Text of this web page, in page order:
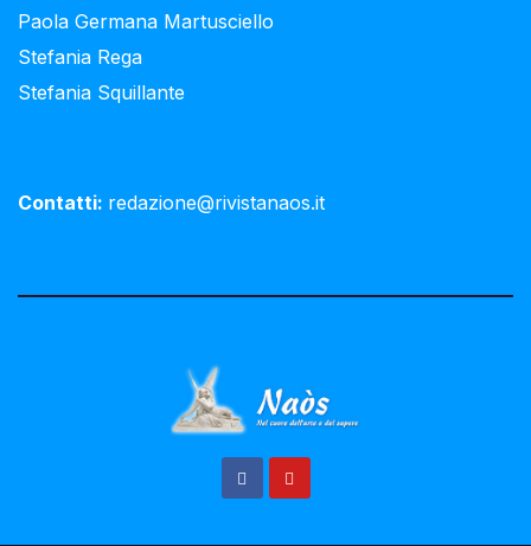
Paola Germana Martusciello
Stefania Rega
Stefania Squillante
Contatti: redazione@rivistanaos.it